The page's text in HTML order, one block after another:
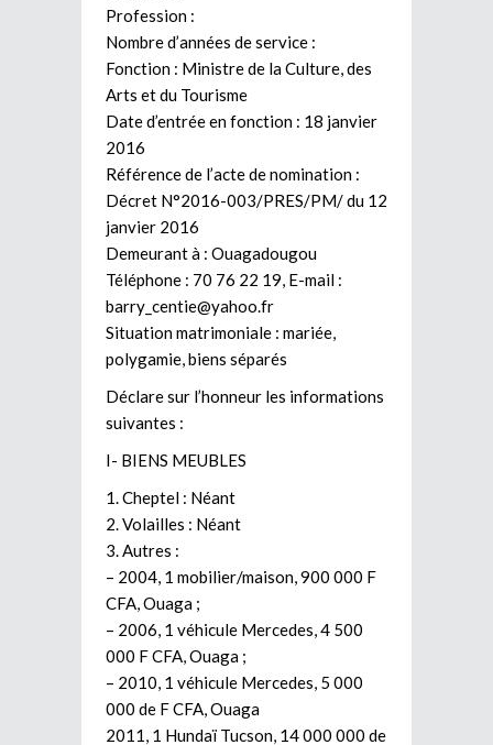
Profession :
Nombre d’années de service :
Fonction : Ministre de la Culture, des
Arts et du Tourisme
Date d’entrée en fonction : 18 janvier
2016
Référence de l’acte de nomination :
Décret N°2016-003/PRES/PM/ du 12
janvier 2016
Demeurant à : Ouagadougou
Téléphone : 70 76 22 19, E-mail :
barry_centie@yahoo.fr
Situation matrimoniale : mariée,
polygamie, biens séparés
Déclare sur l’honneur les informations
suivantes :
I- BIENS MEUBLES
1. Cheptel : Néant
2. Volailles : Néant
3. Autres :
– 2004, 1 mobilier/maison, 900 000 F
CFA, Ouaga ;
– 2006, 1 véhicule Mercedes, 4 500
000 F CFA, Ouaga ;
– 2010, 1 véhicule Mercedes, 5 000
000 de F CFA, Ouaga
2011, 1 Hundaï Tucson, 14 000 000 de